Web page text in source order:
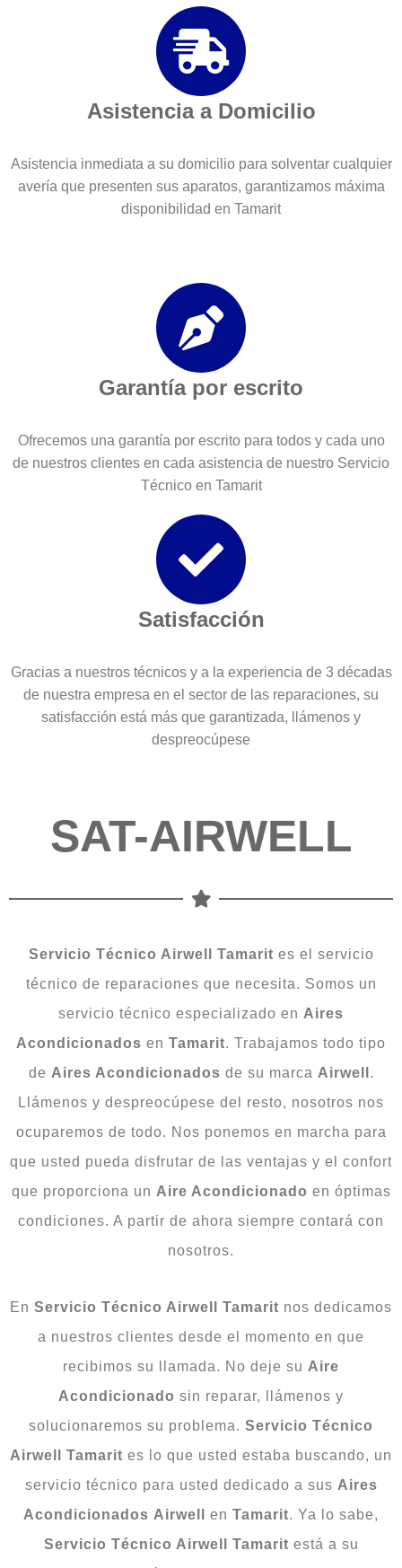
Asistencia a Domicilio
Asistencia inmediata a su domicilio para solventar cualquier
avería que presenten sus aparatos, garantizamos máxima
disponibilidad en Tamarit
Garantía por escrito
Ofrecemos una garantía por escrito para todos y cada uno
de nuestros clientes en cada asistencia de nuestro Servicio
Técnico en Tamarit
Satisfacción
Gracias a nuestros técnicos y a la experiencia de 3 décadas
de nuestra empresa en el sector de las reparaciones, su
satisfacción está más que garantizada, llámenos y
despreocúpese
SAT-AIRWELL
Servicio Técnico Airwell Tamarit es el servicio
técnico de reparaciones que necesita. Somos un
servicio técnico especializado en Aires
Acondicionados en Tamarit. Trabajamos todo tipo
de Aires Acondicionados de su marca Airwell .
Llámenos y despreocúpese del resto, nosotros nos
ocuparemos de todo. Nos ponemos en marcha para
que usted pueda disfrutar de las ventajas y el confort
que proporciona un Aire Acondicionado en óptimas
condiciones. A partir de ahora siempre contará con
nosotros.
En Servicio Técnico Airwell Tamarit nos dedicamos
a nuestros clientes desde el momento en que
recibimos su llamada. No deje su Aire
Acondicionado sin reparar, llámenos y
solucionaremos su problema. Servicio Técnico
Airwell
Tamarit es lo que usted estaba buscando, un
servicio técnico para usted dedicado a sus Aires
Acondicionados Airwell en Tamarit. Ya lo sabe,
Servicio Técnico Airwell Tamarit está a su